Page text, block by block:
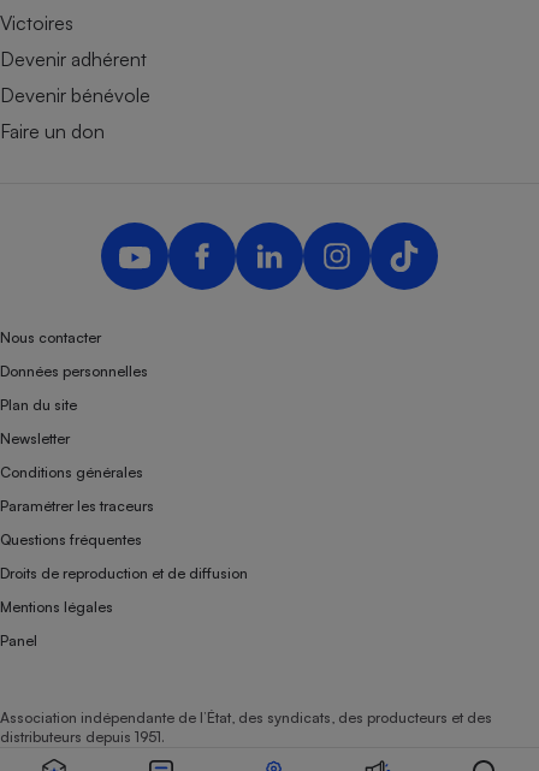
Victoires
Devenir adhérent
Devenir bénévole
Faire un don
Nous contacter
Données personnelles
Plan du site
Newsletter
Conditions générales
Paramétrer les traceurs
Questions fréquentes
Droits de reproduction et de diffusion
Mentions légales
Panel
Association indépendante de l’État, des syndicats, des producteurs et des
distributeurs depuis 1951.